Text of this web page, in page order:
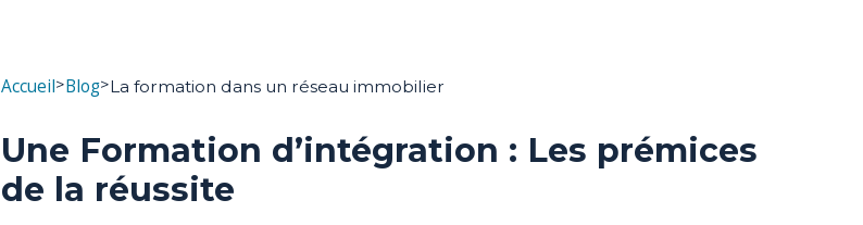
Accueil>Blog>La formation dans un réseau immobilier
Une Formation d’intégration : Les prémices
de la réussite